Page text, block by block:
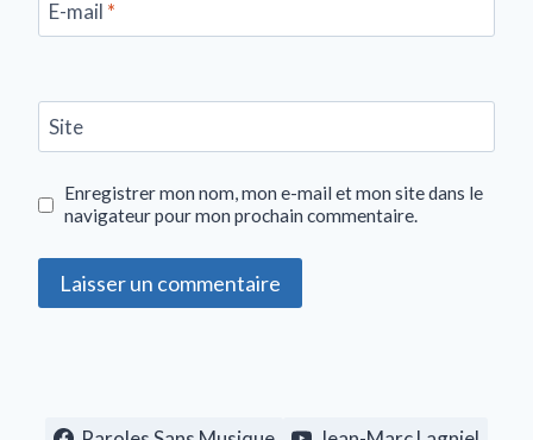
E-mail *
Site
Enregistrer mon nom, mon e-mail et mon site dans le
navigateur pour mon prochain commentaire.